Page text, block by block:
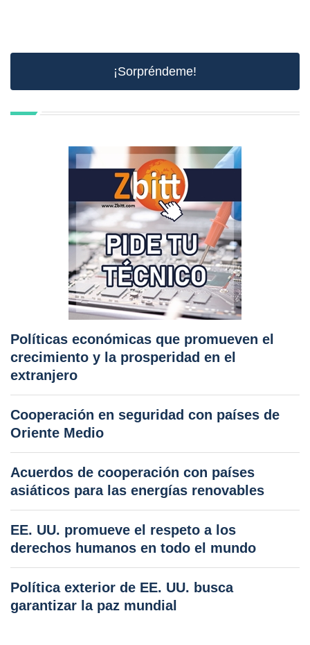
¡Sorpréndeme!
Políticas económicas que promueven el
crecimiento y la prosperidad en el
extranjero
Cooperación en seguridad con países de
Oriente Medio
Acuerdos de cooperación con países
asiáticos para las energías renovables
EE. UU. promueve el respeto a los
derechos humanos en todo el mundo
Política exterior de EE. UU. busca
garantizar la paz mundial